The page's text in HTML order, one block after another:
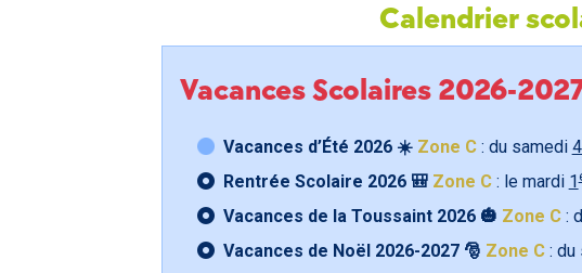
Calendrier
Vacances Scolaires 2026-
Vacances d’Été 2026 ☀️ Zone C: du samedi
Rentrée Scolaire 2026 🎒 Zone C: le mardi 1
Vacances de la Toussaint 2026 🎃 Zone C:
Vacances de Noël 2026-2027 🎅 Zone C: du